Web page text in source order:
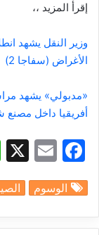
إقرأ المزيد ،،
وزير النقل يشهد
الأغراض (سفاجا 2)
«مدبولي» يشهد
أفريقيا داخل
F
a
c
e
E
m
ai
l
الوسوم